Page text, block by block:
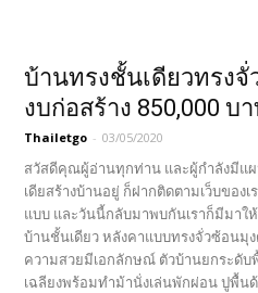
บ้านทรงชั้นเดียวทรง
งบก่อสร้าง 850,000 บ
Thailetgo - 03/05/2020
สวัสดีคุณผู้อ่านทุกท่าน และผู้กำลังมีแ
เดียสร้างบ้านอยู่ ก็ฝากติดตามเว็บของ
แบบ และวันนี้กลับมาพบกันเราก็มีมา
บ้านชั้นเดียว หลังคาแบบทรงจั่วซ้อนมุ
ความสวยมีเอกลักษณ์ ตัวบ้านยกระดับ
เฉลียงพร้อมทำม้านั่งเล่นพักผ่อน ปูพื้น